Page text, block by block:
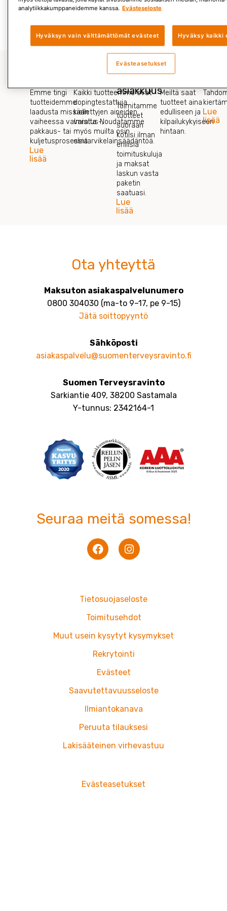
Lue lisää »
Emme tingi
tuotteidemme
laadusta missään
vaiheessa valmistus-,
pakkaus- tai
kuljetusprosessia.
Lue
lisää
Tuoteturvallisuus
Kaikki tuotteemme ovat
dopingtestattuja
kiellettyjen aineiden
varalta. Noudatamme
myös muilta osin
elintarvikelainsäädäntöä.
Vaivaton
asiakkuus
Toimitamme
tuotteet
suoraan
kotiisi ilman
erillisiä
toimituskuluja
ja maksat
laskun vasta
paketin
saatuasi.
Lue
lisää
Edullisuus
Meiltä saat
tuotteet aina
edulliseen ja
kilpailukykyiseen
hintaan.
Lue
lisää
Ota yhteyttä
Maksuton asiakaspalvelunumero
0800 304030 (ma-to 9–17, pe 9-15)
Jätä soittopyyntö
Sähköposti
asiakaspalvelu@suomenterveysravinto.fi
Suomen Terveysravinto
Sarkiantie 409, 38200 Sastamala
Y-tunnus: 2342164-1
Seuraa meitä somessa!
F
a
o
k
I
n
g
a
Tietosuojaseloste
Toimitusehdot
Muut usein kysytyt kysymykset
Rekrytointi
Evästeet
Saavutettavuusseloste
Ilmiantokanava
Peruuta tilauksesi
Lakisääteinen virhevastuu
Evästeasetukset
analytiikkakumppaneidemme kanssa. Evästeseloste
Hyväksyn vain välttämättömät evästeet Hyväksy kaikki
Evästeasetukset